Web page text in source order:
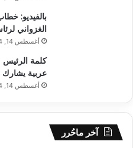
بالفيديو:
الغزواني لرئاسيات 2019
أغسطس 14, 2024
كلمة الرئيس
عربية يشارك
أغسطس 14, 2024
آخر ماحُرر